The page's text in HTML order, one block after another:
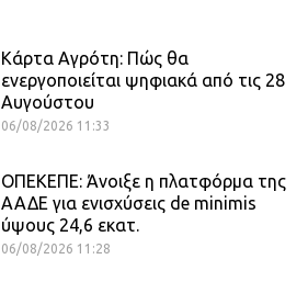
Κάρτα Αγρότη: Πώς θα
ενεργοποιείται ψηφιακά από τις 28
Αυγούστου
06/08/2026 11:33
ΟΠΕΚΕΠΕ: Άνοιξε η πλατφόρμα της
ΑΑΔΕ για ενισχύσεις de minimis
ύψους 24,6 εκατ.
06/08/2026 11:28